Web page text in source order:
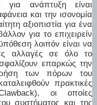
για ανάπτυξη είναι
και την ισονομία
αξιοπιστία για ένα
για το επιχειρείν
λοιπόν είναι να
αλλαγές σε όλο το
επαρκώς την
των πόρων του
πρακτικές
οι οποίες
συστήματος και της